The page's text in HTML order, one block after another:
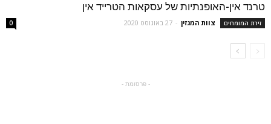
טרנד אין-האופנתיות של עסקאות הטרייד אין
זירת המומחים צוות המגזין - 27 באוגוסט 2020 0
- פרסומת -